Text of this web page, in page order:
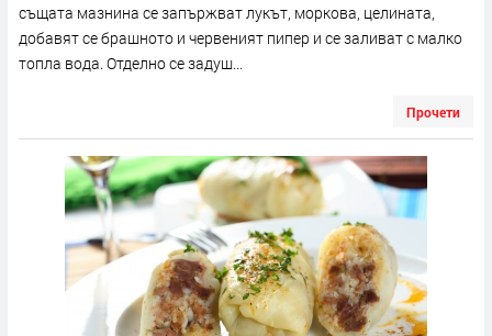
същата мазнина се запържват лукът, моркова, целината,
добавят се брашното и червеният пипер и се заливат с малко
топла вода. Отделно се задуш...
Прочети